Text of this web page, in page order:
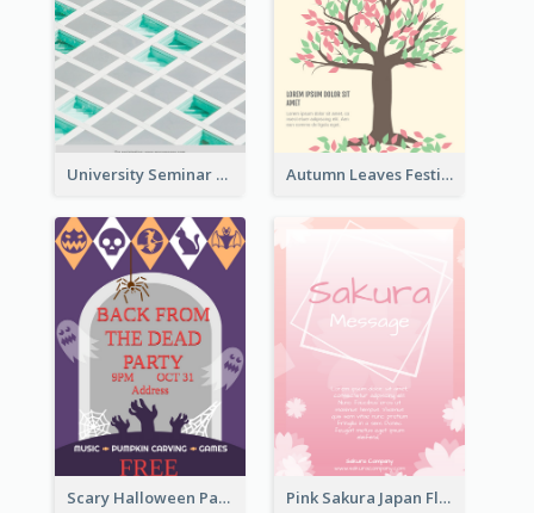
University Seminar Study Flyer Autumn Leaves Festival Flyer
Scary Halloween Party Flyer Pink Sakura Japan Flyer